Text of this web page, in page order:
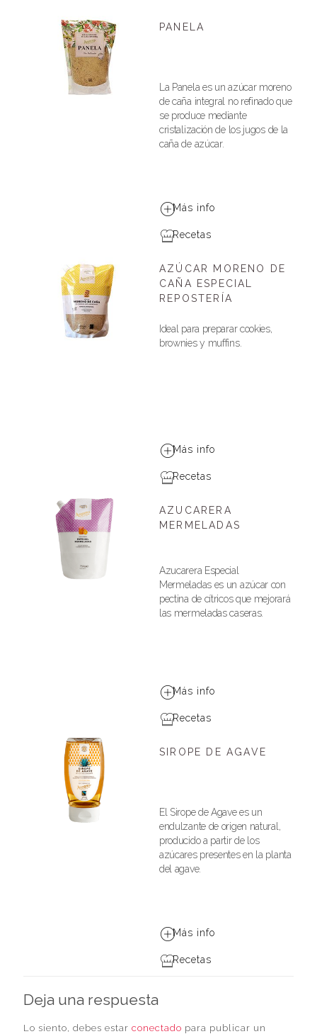
PANELA
La Panela es un azúcar moreno
de caña integral no refinado que
se produce mediante
cristalización de los jugos de la
caña de azúcar.
Más info
Recetas
AZÚCAR MORENO DE
CAÑA ESPECIAL
REPOSTERÍA
Ideal para preparar cookies,
brownies y muffins.
Más info
Recetas
AZUCARERA
MERMELADAS
Azucarera Especial
Mermeladas es un azúcar con
pectina de cítricos que mejorará
las mermeladas caseras.
Más info
Recetas
SIROPE DE AGAVE
El Sirope de Agave es un
endulzante de origen natural,
producido a partir de los
azúcares presentes en la planta
del agave.
Más info
Recetas
Deja una respuesta
Lo siento, debes estar conectado para publicar un